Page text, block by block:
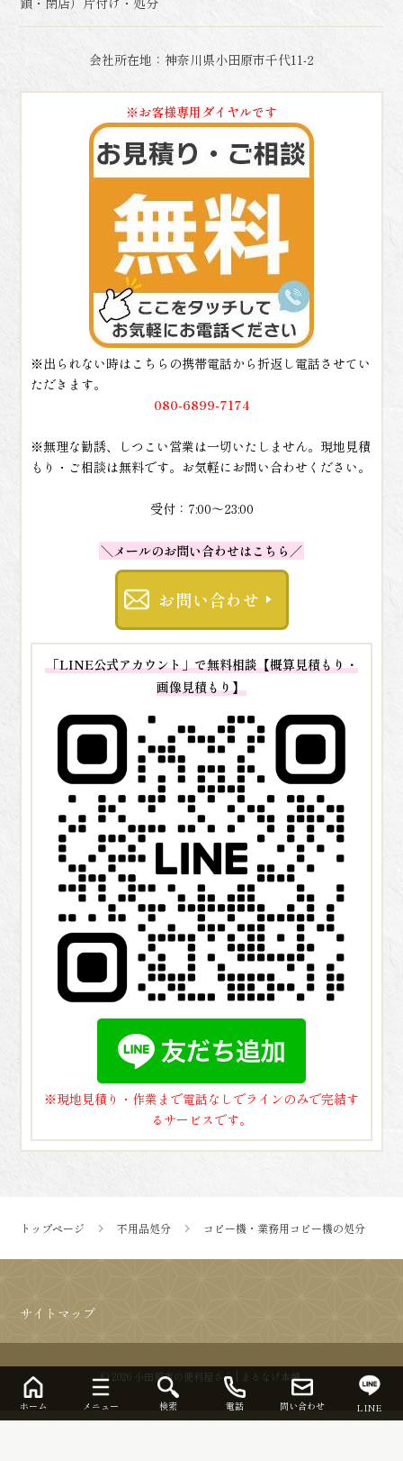
会社所在地：神奈川県小田原市千代11-2
※お客様専用ダイヤルです
※出られない時はこちらの携帯電話から折返し電話させてい
ただきます。
080-6899-7174
※無理な勧誘、しつこい営業は一切いたしません。現地見積
もり・ご相談は無料です。お気軽にお問い合わせください。
受付：7:00～23:00
＼メールのお問い合わせはこちら／
お問い合わせ
「LINE公式アカウント」で無料相談【概算見積もり・
画像見積もり】
※現地見積り・作業まで電話なしでラインのみで完結す
るサービスです。
トップページ 不用品処分 コピー機・業務用コピー機の処分
サイトマップ
© 2026 小田原市の便利屋さん | まるなげ本舗.
ホーム メニュー 検索 電話 問い合わせ LINE